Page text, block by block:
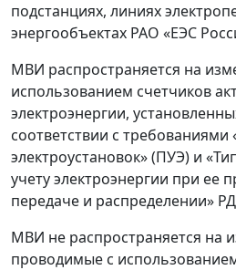
подстанциях, линиях
энергообъектах РАО «ЕЭС
МВИ распространяется на
использованием счетчиков
электроэнергии,
соответствии с требованиями
электроустановок» (ПУЭ) и
учету электроэнергии при ее
передаче и распределении»
МВИ не распространяется на
проводимые с